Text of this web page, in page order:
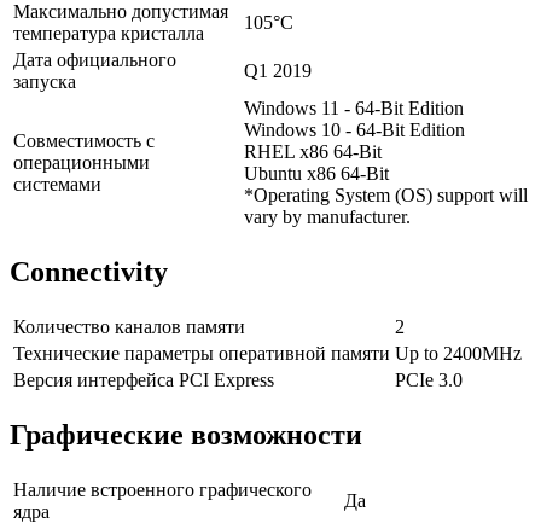
Максимально допустимая
температура кристалла
105°C
Дата официального
запуска
Q1 2019
Совместимость с
операционными
системами
Windows 11 - 64-Bit Edition
Windows 10 - 64-Bit Edition
RHEL x86 64-Bit
Ubuntu x86 64-Bit
*Operating System (OS) support will
vary by manufacturer.
Connectivity
Количество каналов памяти
2
Технические параметры оперативной памяти Up to 2400MHz
Версия интерфейса PCI Express
PCIe 3.0
Графические возможности
Наличие встроенного графического
ядра
Да